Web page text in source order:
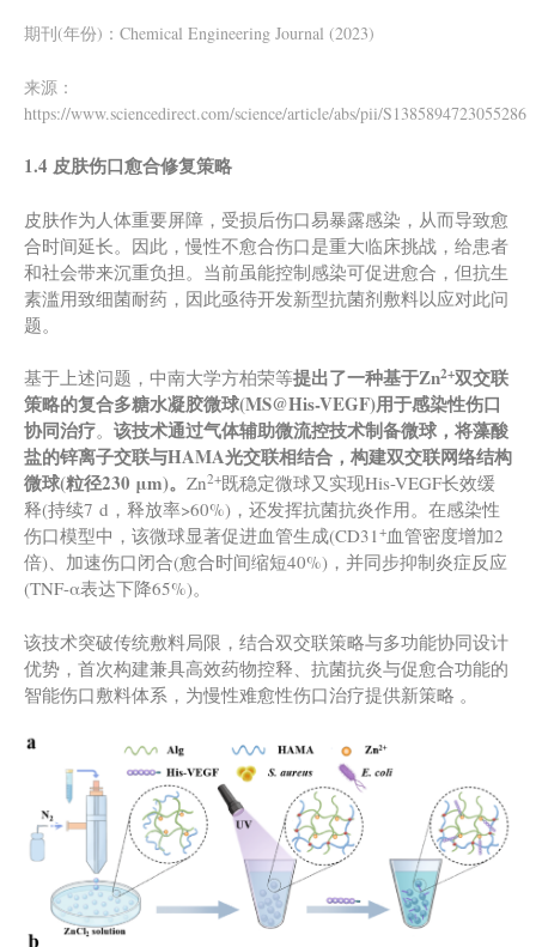
期刊(年份)：Chemical Engineering Journal (2023)
来源：
https://www.sciencedirect.com/science/article/abs/pii/S1385894723055286
1.4 皮肤伤口愈合修复策略
皮肤作为人体重要屏障，受损后伤口易暴露感染，从而导致愈
合时间延长。因此，慢性不愈合伤口是重大临床挑战，给患者
和社会带来沉重负担。当前虽能控制感染可促进愈合，但抗生
素滥用致细菌耐药，因此亟待开发新型抗菌剂敷料以应对此问
题。
基于上述问题，中南大学方柏荣等提出了一种基于Zn2+双交联
策略的复合多糖水凝胶微球(MS@His-VEGF)用于感染性伤口
协同治疗。 该技术通过气体辅助微流控技术制备微球， 将藻酸
盐的锌离子交联与HAMA光交联相结合，构建双交联网络结构
微球(粒径230 μm)。 Zn2+既稳定微球又实现His-VEGF长效缓
释(持续7 d，释放率>60%)，还发挥抗菌抗炎作用。在感染性
伤口模型中，该微球显著促进血管生成(CD31+血管密度增加2
倍)、加速伤口闭合(愈合时间缩短40%)，并同步抑制炎症反应
(TNF-α表达下降65%)。
该技术突破传统敷料局限，结合双交联策略与多功能协同设计
优势，首次构建兼具高效药物控释、抗菌抗炎与促愈合功能的
智能伤口敷料体系，为慢性难愈性伤口治疗提供新策略 。